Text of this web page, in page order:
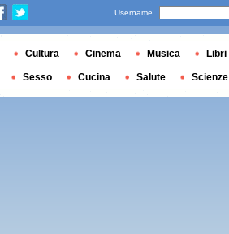
Username
Cultura Cinema Musica Libri
Sesso Cucina Salute Scienze